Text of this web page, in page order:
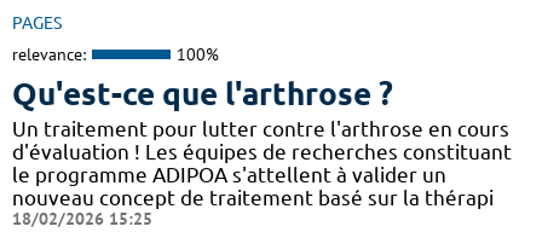
PAGES
relevance: 100%
Qu'est-ce que l'arthrose ?
Un traitement pour lutter contre l'arthrose en cours
d'évaluation ! Les équipes de recherches constituant
le programme ADIPOA s'attellent à valider un
nouveau concept de traitement basé sur la thérapi
18/02/2026 15:25